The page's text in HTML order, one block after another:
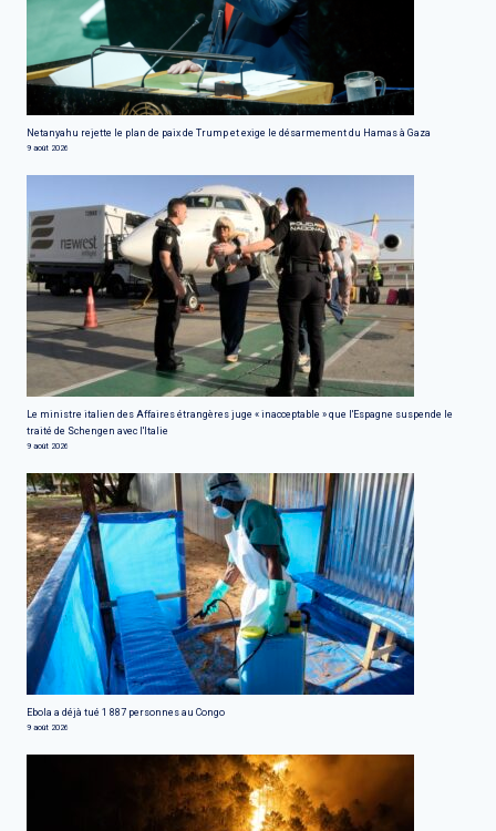
Netanyahu rejette le plan de paix de Trump et exige le désarmement du Hamas à Gaza
9 août 2026
Le ministre italien des Affaires étrangères juge « inacceptable » que l'Espagne suspende le
traité de Schengen avec l'Italie
9 août 2026
Ebola a déjà tué 1 887 personnes au Congo
9 août 2026